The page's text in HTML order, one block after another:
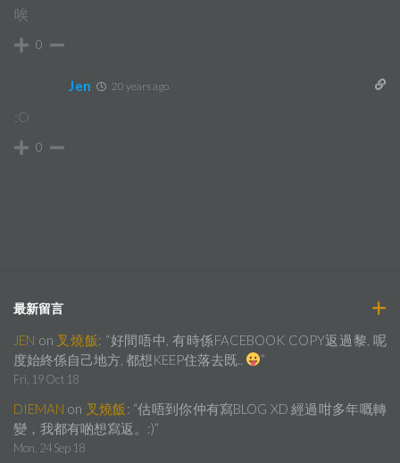
唉
0
Jen 20 years ago
:O
0
最新留言
JEN on 叉燒飯: “好間唔中, 有時係FACEBOOK COPY返過黎, 呢
度始終係自己地方, 都想KEEP住落去既..
”
Fri, 19 Oct 18
DIEMAN on 叉燒飯 : “估唔到你仲有寫BLOG XD 經過咁多年嘅轉
變，我都有啲想寫返。:)”
Mon, 24 Sep 18